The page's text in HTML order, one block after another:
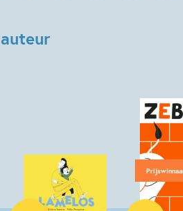
Hardcover Hardcover